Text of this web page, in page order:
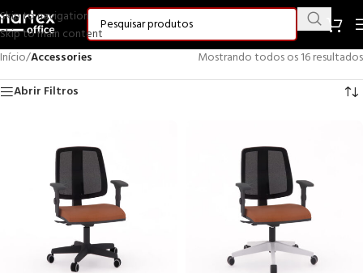
Skip to navigation
Skip to main content
Início/Accessories
Mostrando todos os 16 resultados
Abrir Filtros